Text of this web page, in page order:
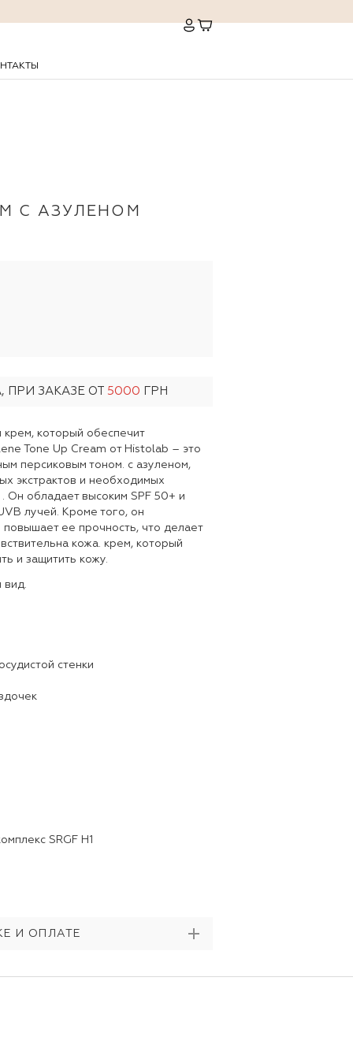
С АЗУЛЕНОМ
ПРИ ЗАКАЗЕ ОТ 5000 ГРН
который обеспечит
Tone Up Cream от Histolab – это
персиковым тоном. с азуленом,
экстрактов и необходимых
Он обладает высоким SPF 50+ и
лучей. Кроме того, он
ее прочность, что делает
кожа. крем, который
и защитить кожу.
стенки
SRGF H1
И ОПЛАТЕ